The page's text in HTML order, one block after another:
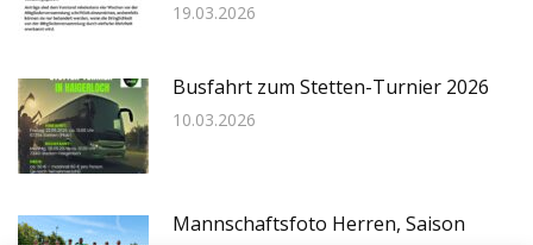
19.03.2026
Busfahrt zum Stetten-Turnier 2026
10.03.2026
Mannschaftsfoto Herren, Saison